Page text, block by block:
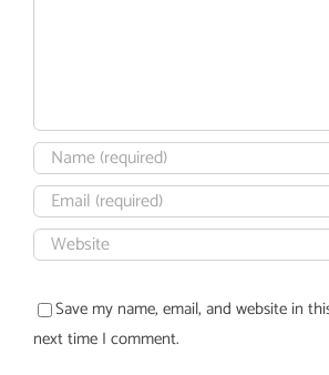
Save my name, email, and website in
next time I comment.